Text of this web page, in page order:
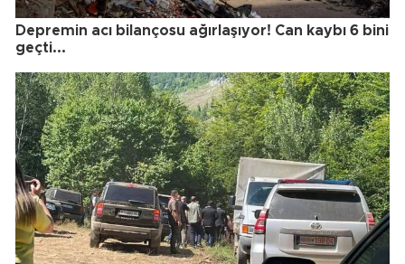
Depremin acı bilançosu ağırlaşıyor! Can kaybı 6 bini
geçti...